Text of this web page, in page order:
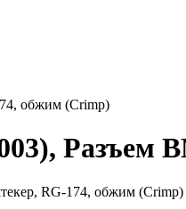
обжим (Crimp)
Разъем